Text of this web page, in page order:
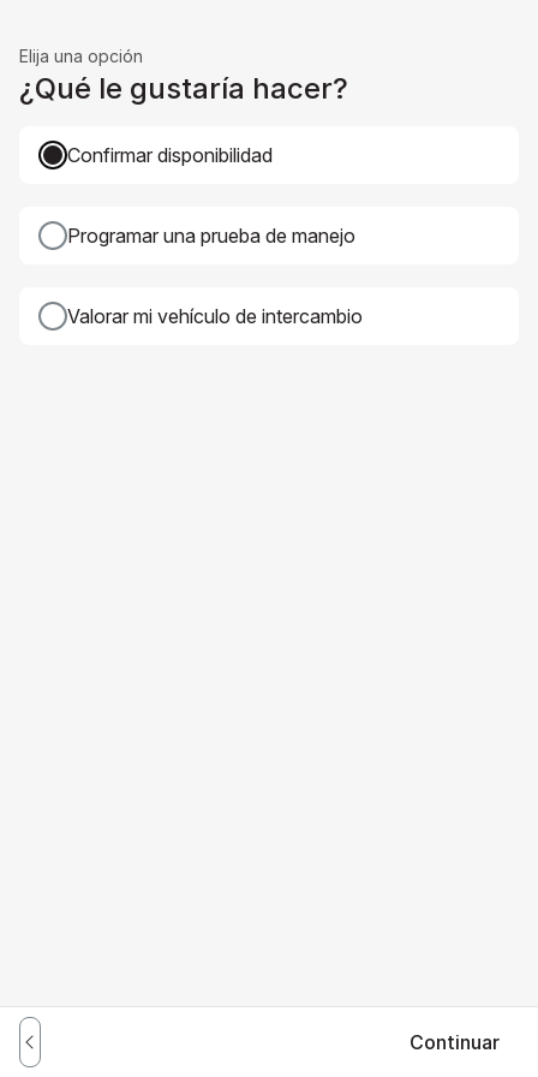
Elija una opción
¿Qué le gustaría hacer?
Confirmar disponibilidad
Programar una prueba de manejo
Valorar mi vehículo de intercambio
Continuar